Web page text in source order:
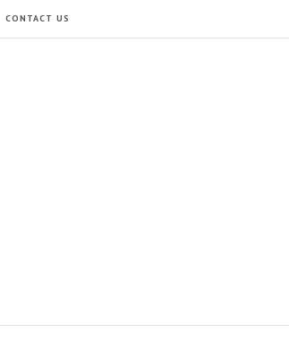
CONTACT US